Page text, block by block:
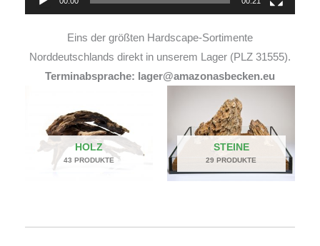
Eins der größten Hardscape-Sortimente
Norddeutschlands direkt in unserem Lager (PLZ 31555).
Terminabsprache: lager@amazonasbecken.eu
HOLZ
43 PRODUKTE
STEINE
29 PRODUKTE